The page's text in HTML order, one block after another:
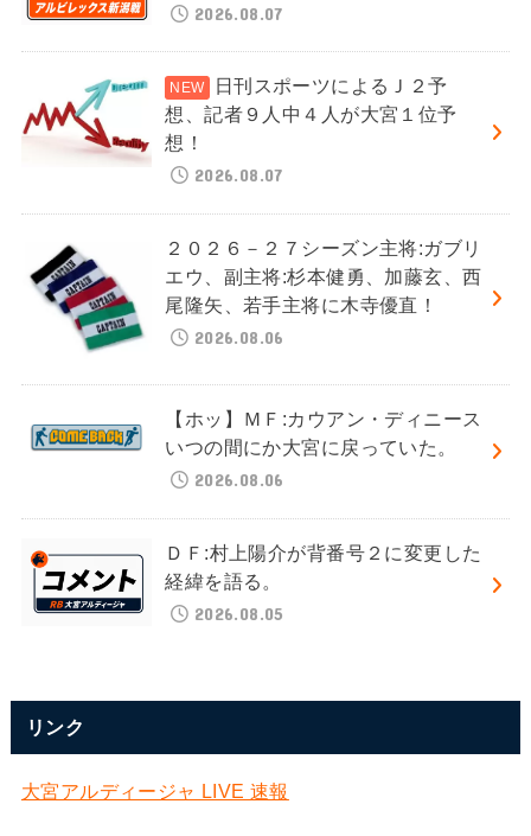
2026.08.07
日刊スポーツによるＪ２予
想、記者９人中４人が大宮１位予
想！
2026.08.07
２０２６－２７シーズン主将:ガブリ
エウ、副主将:杉本健勇、加藤玄、西
尾隆矢、若手主将に木寺優直！
2026.08.06
【ホッ】ＭＦ:カウアン・ディニース
いつの間にか大宮に戻っていた。
2026.08.06
ＤＦ:村上陽介が背番号２に変更した
経緯を語る。
2026.08.05
リンク
大宮アルディージャ LIVE 速報